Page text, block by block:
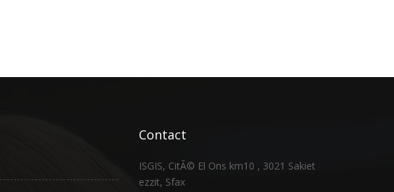
Contact
ISGIS, CitÃ© El Ons km10 , 3021 Sakiet
ezzit, Sfax